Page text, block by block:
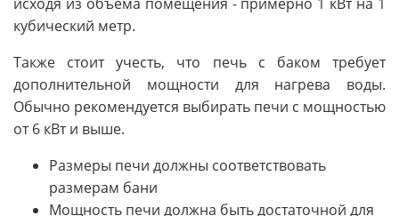
кубический метр.
Также стоит учесть, что печь с баком требует
дополнительной мощности для нагрева воды.
Обычно рекомендуется выбирать печи с мощностью
от 6 кВт и выше.
Размеры печи должны соответствовать
размерам бани
Мощность печи должна быть достаточной для